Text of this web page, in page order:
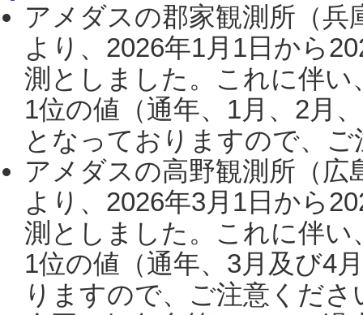
アメダスの郡家観測所（
より、2026年1月1日から
測としました。これに伴い
1位の値（通年、1月、2月
となっておりますので、
アメダスの高野観測所（
より、2026年3月1日から
測としました。これに伴い
1位の値（通年、3月及び4
りますので、ご注意くだ